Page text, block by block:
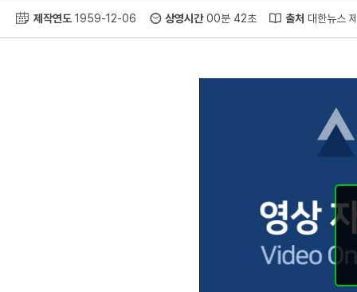
제작연도 1959-12-06 상영시간00분 42초 출처 대한뉴스